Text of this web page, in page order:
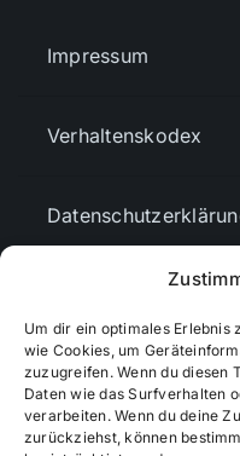
Um dir ein optimales Erlebnis
wie Cookies, um
zuzugreifen. Wenn du diesen
Daten wie das Surfverhalten
verarbeiten. Wenn du deine
zurückziehst, können
Impressum
Verhaltenskodex
Cookie-Richtlinie